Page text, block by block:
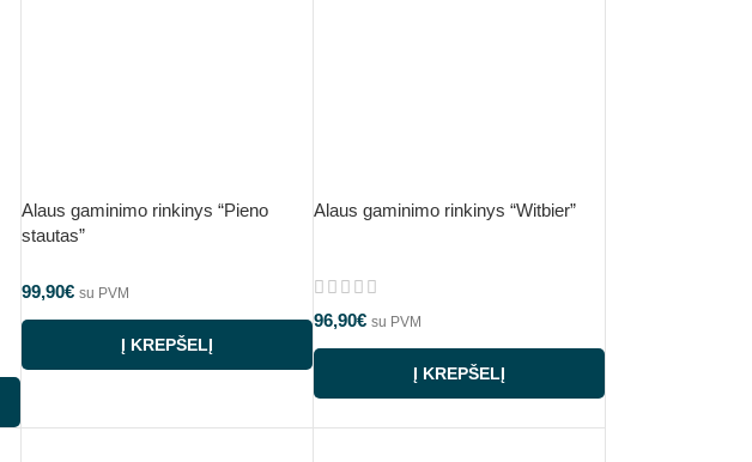
Alaus gaminimo rinkinys “Pieno
stautas”
99,90€ su PVM
Į KREPŠELĮ
Alaus gaminimo rinkinys “Witbier”
96,90€ su PVM
Į KREPŠELĮ